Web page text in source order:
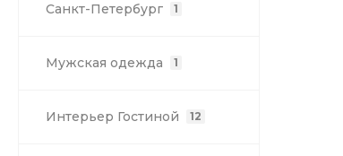
Санкт-Петербург 1
Мужская одежда 1
Интерьер Гостиной 12